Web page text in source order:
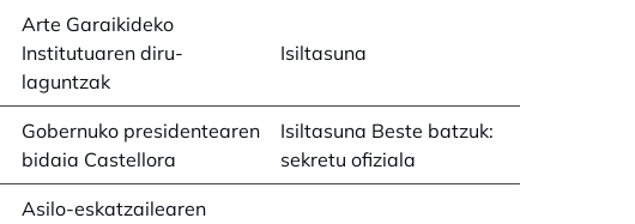
Arte Garaikideko
Institutuaren diru-
laguntzak
Isiltasuna
Gobernuko presidentearen
bidaia Castellora
Isiltasuna Beste batzuk:
sekretu ofiziala
Asilo-eskatzailearen